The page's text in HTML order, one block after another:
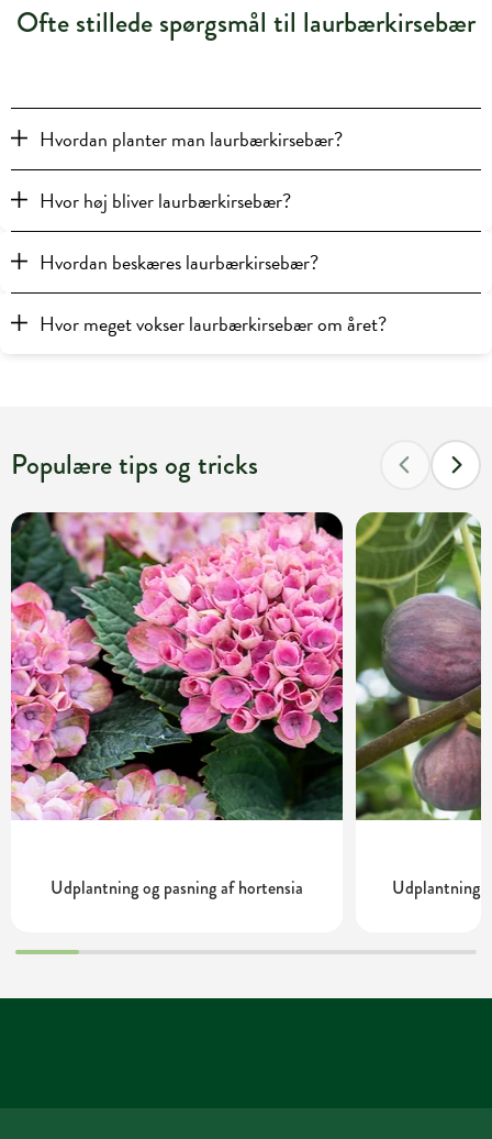
Ofte stillede spørgsmål til laurbærkirsebær
Hvordan planter man laurbærkirsebær?
Hvor høj bliver laurbærkirsebær?
Hvordan beskæres laurbærkirsebær?
Hvor meget vokser laurbærkirsebær om året?
Populære tips og tricks
Udplantning og pasning af hortensia Udplantning